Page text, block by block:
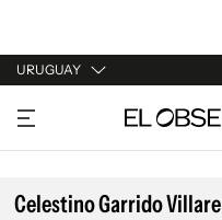
URUGUAY
URUGUAY
ARGENTINA
ESPAÑA
Celestino Garrido Villare